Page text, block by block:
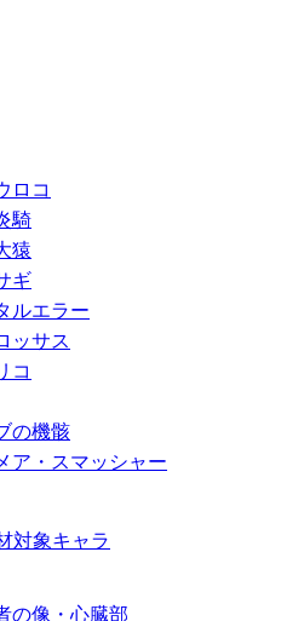
ロコ
騎
猿
ギ
ルエラー
ッサス
コ
の機骸
ア・スマッシャー
対象キャラ
の像・心臓部